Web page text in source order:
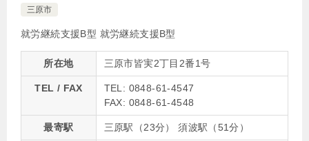
三原市
就労継続支援B型 就労継続支援B型
所在地 三原市皆実2丁目2番1号
TEL / FAX
TEL: 0848-61-4547
FAX: 0848-61-4548
最寄駅 三原駅（23分） 須波駅（51分）